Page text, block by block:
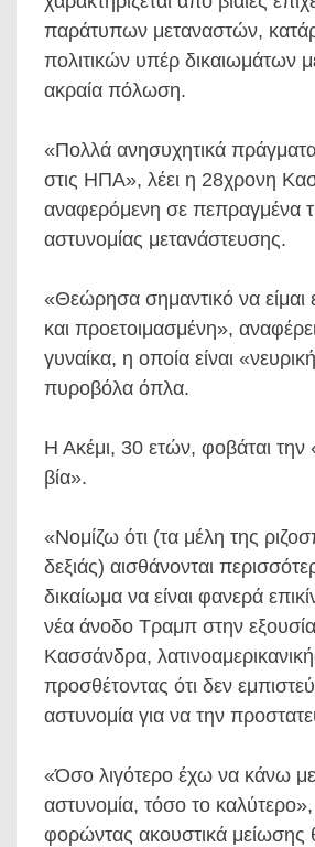
παράτυπων μεταναστών,
πολιτικών υπέρ δικαιωμάτων
ακραία πόλωση.
«Πολλά ανησυχητικά
στις ΗΠΑ», λέει η 28χρονη
αναφερόμενη σε πεπραγμένα
αστυνομίας μετανάστευσης.
«Θεώρησα σημαντικό να είμαι
και προετοιμασμένη»,
γυναίκα, η οποία είναι
πυροβόλα όπλα.
Η Ακέμι, 30 ετών, φοβάται την
βία».
«Νομίζω ότι (τα μέλη της
δεξιάς) αισθάνονται
δικαίωμα να είναι φανερά
νέα άνοδο Τραμπ στην
Κασσάνδρα,
προσθέτοντας ότι δεν
αστυνομία για να την
«Όσο λιγότερο έχω να κάνω
αστυνομία, τόσο το καλύτερο»,
φορώντας ακουστικά μείωσης